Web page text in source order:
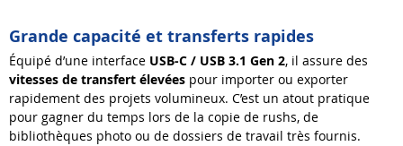
Grande capacité et transferts rapides
Équipé d’une interface USB-C / USB 3.1 Gen 2, il assure des
vitesses de transfert élevées pour importer ou exporter
rapidement des projets volumineux. C’est un atout pratique
pour gagner du temps lors de la copie de rushs, de
bibliothèques photo ou de dossiers de travail très fournis.